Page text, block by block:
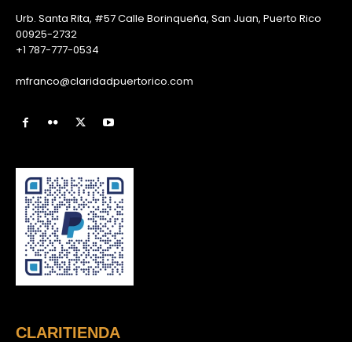
Urb. Santa Rita, #57 Calle Borinqueña, San Juan, Puerto Rico
00925-2732
+1 787-777-0534
mfranco@claridadpuertorico.com
CLARITIENDA